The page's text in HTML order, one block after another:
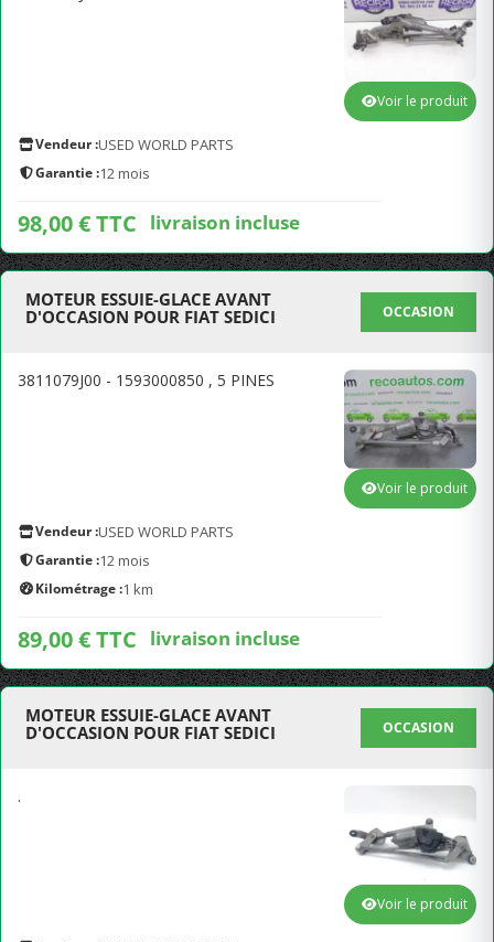
Vendeur :USED WORLD PARTS
Garantie :12 mois
98,00 € TTC livraison incluse
Voir le produit
MOTEUR ESSUIE-GLACE AVANT
D'OCCASION POUR FIAT SEDICI
OCCASION
3811079J00 - 1593000850 , 5 PINES
Vendeur :USED WORLD PARTS
Garantie :12 mois
Kilométrage :1 km
89,00 € TTC livraison incluse
Voir le produit
MOTEUR ESSUIE-GLACE AVANT
D'OCCASION POUR FIAT SEDICI
OCCASION
.
Voir le produit